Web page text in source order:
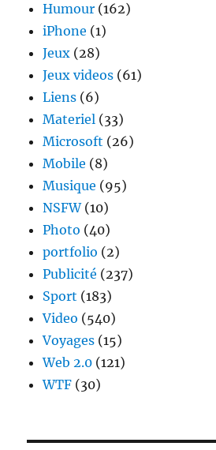
Humour (162)
iPhone (1)
Jeux (28)
Jeux videos (61)
Liens (6)
Materiel (33)
Microsoft (26)
Mobile (8)
Musique (95)
NSFW(10)
Photo (40)
portfolio (2)
Publicité (237)
Sport (183)
Video (540)
Voyages (15)
Web 2.0 (121)
WTF (30)